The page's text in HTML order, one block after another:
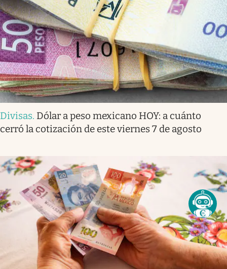
Divisas. Dólar a peso mexicano HOY: a cuánto
cerró la cotización de este viernes 7 de agosto